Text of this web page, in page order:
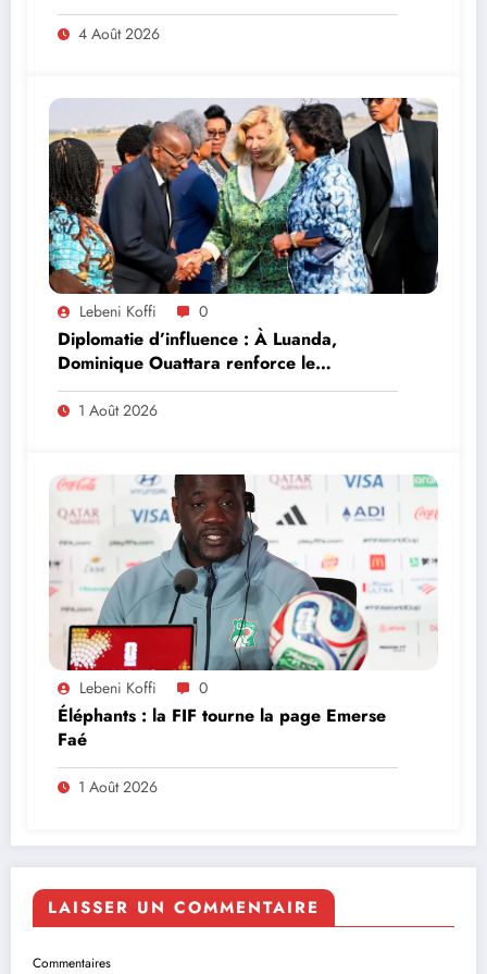
4 Août 2026
Lebeni Koffi 0
Diplomatie d’influence : À Luanda,
Dominique Ouattara renforce le
leadership solidaire de la Côte d’Ivoire en
Afrique
1 Août 2026
Lebeni Koffi 0
Éléphants : la FIF tourne la page Emerse
Faé
1 Août 2026
LAISSER UN COMMENTAIRE
Commentaires